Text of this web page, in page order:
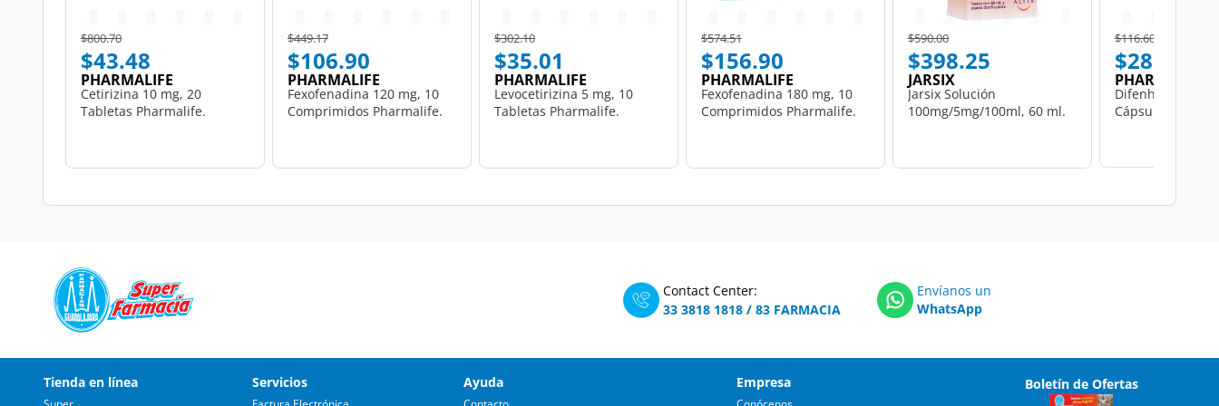
Price reduced from
$800.70to
$43.48
PHARMALIFE
Cetirizina 10 mg, 20
Tabletas Pharmalife.
Price reduced from
$449.17to
$106.90
PHARMALIFE
Fexofenadina 120 mg, 10
Comprimidos Pharmalife.
Price reduced from
$302.10to
$35.01
PHARMALIFE
Levocetirizina 5 mg, 10
Tabletas Pharmalife.
Price reduced from
$574.51to
$156.90
PHARMALIFE
Fexofenadina 180 mg, 10
Comprimidos Pharmalife.
Price reduced from
$590.00to
$398.25
JARSIX
Jarsix Solución
100mg/5mg/100ml, 60 ml.
Price reduced from
$116.60
$28.50
PHARMALIFE
Difenhidramina
Cápsulas
Contact Center:
33 3818 1818 / 83 FARMACIA
Envíanos un
WhatsApp
Tienda en línea Servicios Ayuda Empresa Boletín de Ofertas